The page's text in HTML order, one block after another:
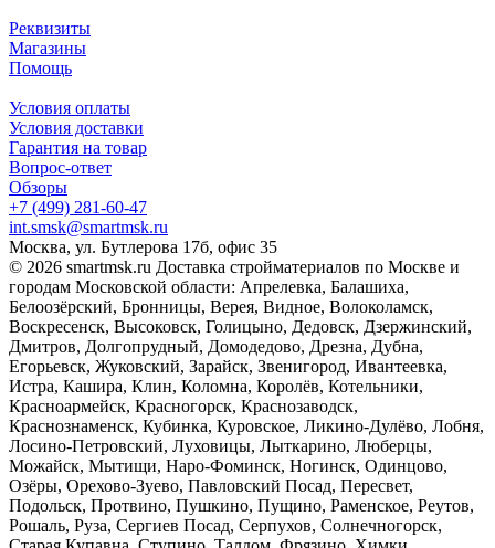
Реквизиты
Магазины
Помощь
Условия оплаты
Условия доставки
Гарантия на товар
Вопрос-ответ
Обзоры
+7 (499) 281-60-47
int.smsk@smartmsk.ru
Москва, ул. Бутлерова 17б, офис 35
© 2026 smartmsk.ru Доставка стройматериалов по Москве и
городам Московской области: Апрелевка, Балашиха,
Белоозёрский, Бронницы, Верея, Видное, Волоколамск,
Воскресенск, Высоковск, Голицыно, Дедовск, Дзержинский,
Дмитров, Долгопрудный, Домодедово, Дрезна, Дубна,
Егорьевск, Жуковский, Зарайск, Звенигород, Ивантеевка,
Истра, Кашира, Клин, Коломна, Королёв, Котельники,
Красноармейск, Красногорск, Краснозаводск,
Краснознаменск, Кубинка, Куровское, Ликино-Дулёво, Лобня,
Лосино-Петровский, Луховицы, Лыткарино, Люберцы,
Можайск, Мытищи, Наро-Фоминск, Ногинск, Одинцово,
Озёры, Орехово-Зуево, Павловский Посад, Пересвет,
Подольск, Протвино, Пушкино, Пущино, Раменское, Реутов,
Рошаль, Руза, Сергиев Посад, Серпухов, Солнечногорск,